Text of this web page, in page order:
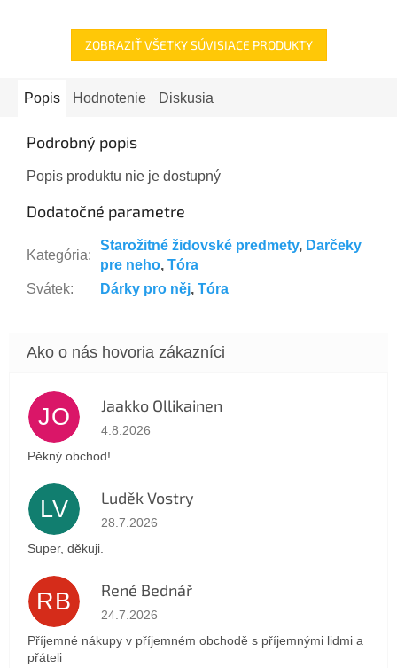
ZOBRAZIŤ VŠETKY SÚVISIACE PRODUKTY
Popis Hodnotenie Diskusia
Podrobný popis
Popis produktu nie je dostupný
Dodatočné parametre
Kategória:
Starožitné židovské predmety, Darčeky
pre neho, Tóra
Svátek: Dárky pro něj, Tóra
JO Jaakko Ollikainen
Hodnotenie obchodu je 5 z 5 hviezdičiek.
4.8.2026
Pěkný obchod!
LV Luděk Vostry
Hodnotenie obchodu je 5 z 5 hviezdičiek.
28.7.2026
Super, děkuji.
RB René Bednář
Hodnotenie obchodu je 5 z 5 hviezdičiek.
24.7.2026
Příjemné nákupy v příjemném obchodě s příjemnými lidmi a
přáteli